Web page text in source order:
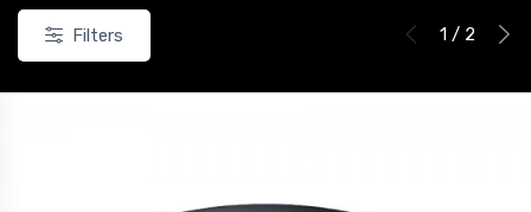
Filters 1 / 2